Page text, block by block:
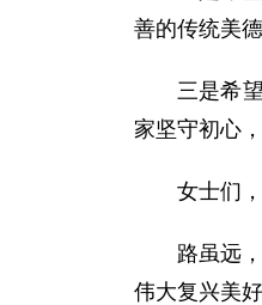
善的传统美
三是希
家坚守初心
女士们
路虽远
伟大复兴美